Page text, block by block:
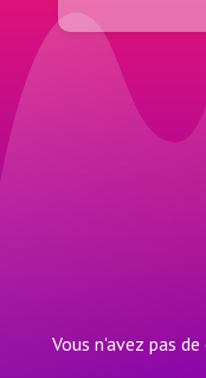
Vous n'avez pas